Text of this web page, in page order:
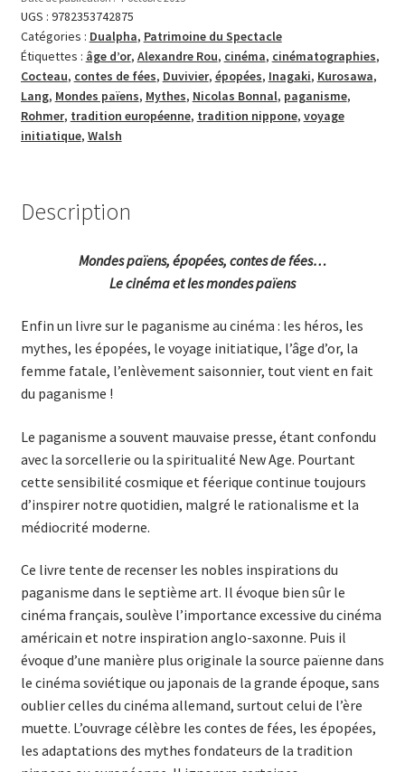
cinéma
UGS : 9782353742875
Catégories : Dualpha, Patrimoine du Spectacle
Étiquettes : âge d’or, Alexandre Rou, cinéma, cinématographies,
Cocteau, contes de fées, Duvivier, épopées, Inagaki, Kurosawa,
Lang, Mondes païens, Mythes, Nicolas Bonnal, paganisme,
Rohmer, tradition européenne, tradition nippone, voyage
initiatique, Walsh
Description
Mondes païens, épopées, contes de fées…
Le cinéma et les mondes païens
Enfin un livre sur le paganisme au cinéma : les héros, les
mythes, les épopées, le voyage initiatique, l’âge d’or, la
femme fatale, l’enlèvement saisonnier, tout vient en fait
du paganisme !
Le paganisme a souvent mauvaise presse, étant confondu
avec la sorcellerie ou la spiritualité New Age. Pourtant
cette sensibilité cosmique et féerique continue toujours
d’inspirer notre quotidien, malgré le rationalisme et la
médiocrité moderne.
Ce livre tente de recenser les nobles inspirations du
paganisme dans le septième art. Il évoque bien sûr le
cinéma français, soulève l’importance excessive du cinéma
américain et notre inspiration anglo-saxonne. Puis il
évoque d’une manière plus originale la source païenne dans
le cinéma soviétique ou japonais de la grande époque, sans
oublier celles du cinéma allemand, surtout celui de l’ère
muette. L’ouvrage célèbre les contes de fées, les épopées,
les adaptations des mythes fondateurs de la tradition